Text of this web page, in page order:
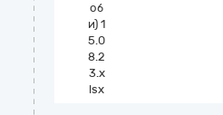
об
и) 1
5.0
8.2
3.x
lsx